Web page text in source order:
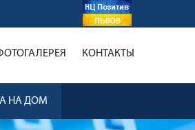
КОНТАКТЫ
НА ДОМ